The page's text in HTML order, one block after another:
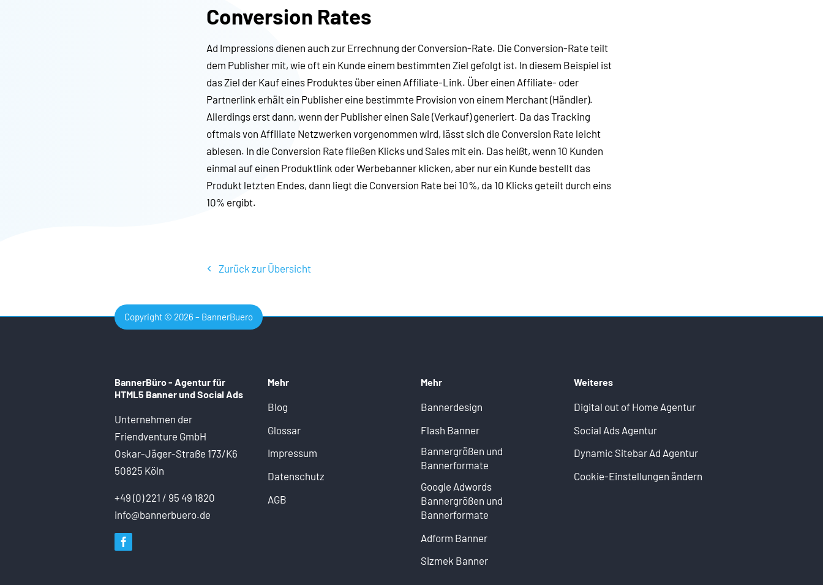
Conversion Rates
Ad Impressions dienen auch zur Errechnung der Conversion-Rate. Die Conversion-Rate teilt
dem Publisher mit, wie oft ein Kunde einem bestimmten Ziel gefolgt ist. In diesem Beispiel ist
das Ziel der Kauf eines Produktes über einen Affiliate-Link. Über einen Affiliate- oder
Partnerlink erhält ein Publisher eine bestimmte Provision von einem Merchant (Händler).
Allerdings erst dann, wenn der Publisher einen Sale (Verkauf) generiert. Da das Tracking
oftmals von Affiliate Netzwerken vorgenommen wird, lässt sich die Conversion Rate leicht
ablesen. In die Conversion Rate fließen Klicks und Sales mit ein. Das heißt, wenn 10 Kunden
einmal auf einen Produktlink oder Werbebanner klicken, aber nur ein Kunde bestellt das
Produkt letzten Endes, dann liegt die Conversion Rate bei 10%, da 10 Klicks geteilt durch eins
10% ergibt.
Zurück zur Übersicht
Copyright © 2026 – BannerBuero
BannerBüro - Agentur für
HTML5 Banner undSocial Ads
Unternehmen der
Friendventure GmbH
Oskar-Jäger-Straße 173/K6
50825 Köln
+49 (0) 221 / 95 49 1820
info@bannerbuero.de
Mehr
Blog
Glossar
Impressum
Datenschutz
AGB
Mehr
Bannerdesign
Flash Banner
Bannergrößen und
Bannerformate
Google Adwords
Bannergrößen und
Bannerformate
Adform Banner
Sizmek Banner
Weiteres
Digital out of Home Agentur
Social Ads Agentur
Dynamic Sitebar Ad Agentur
Cookie-Einstellungen ändern